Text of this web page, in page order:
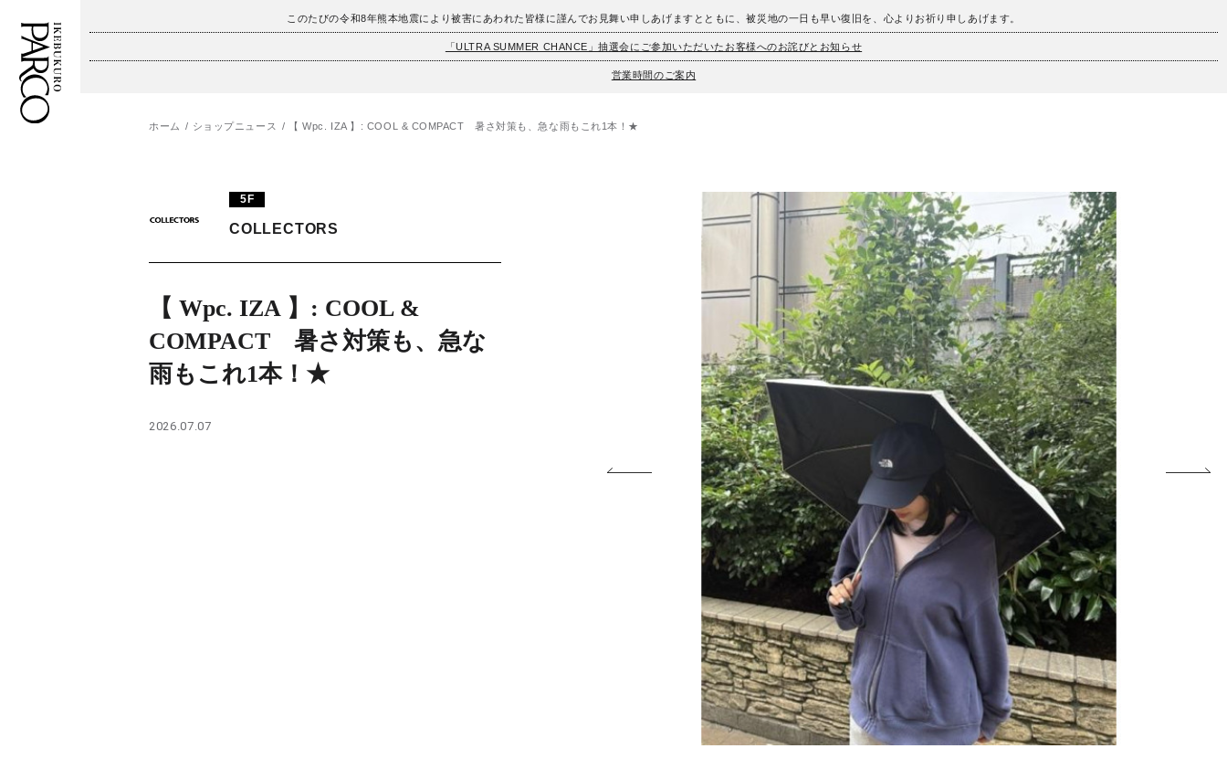
このたびの令和8年熊本地震により被害にあわれた皆様に謹んでお見舞い申しあげますとともに、被災地の一日も早い復旧を、心よりお祈り申しあげます。
「ULTRA SUMMER CHANCE」抽選会にご参加いただいたお客様へのお詫びとお知らせ
営業時間のご案内
フロアガイド
イベント・ポップアップ
レストラン・カフェ
TAX FREE
PARCOメンバーズ
ENGLISH
ホーム ショップニュース 【 Wpc. IZA 】: COOL & COMPACT 暑さ対策も、急な雨もこれ1本！★
5F
COLLECTORS
【 Wpc. IZA 】: COOL &
COMPACT 暑さ対策も、急な
雨もこれ1本！★
2026.07.07